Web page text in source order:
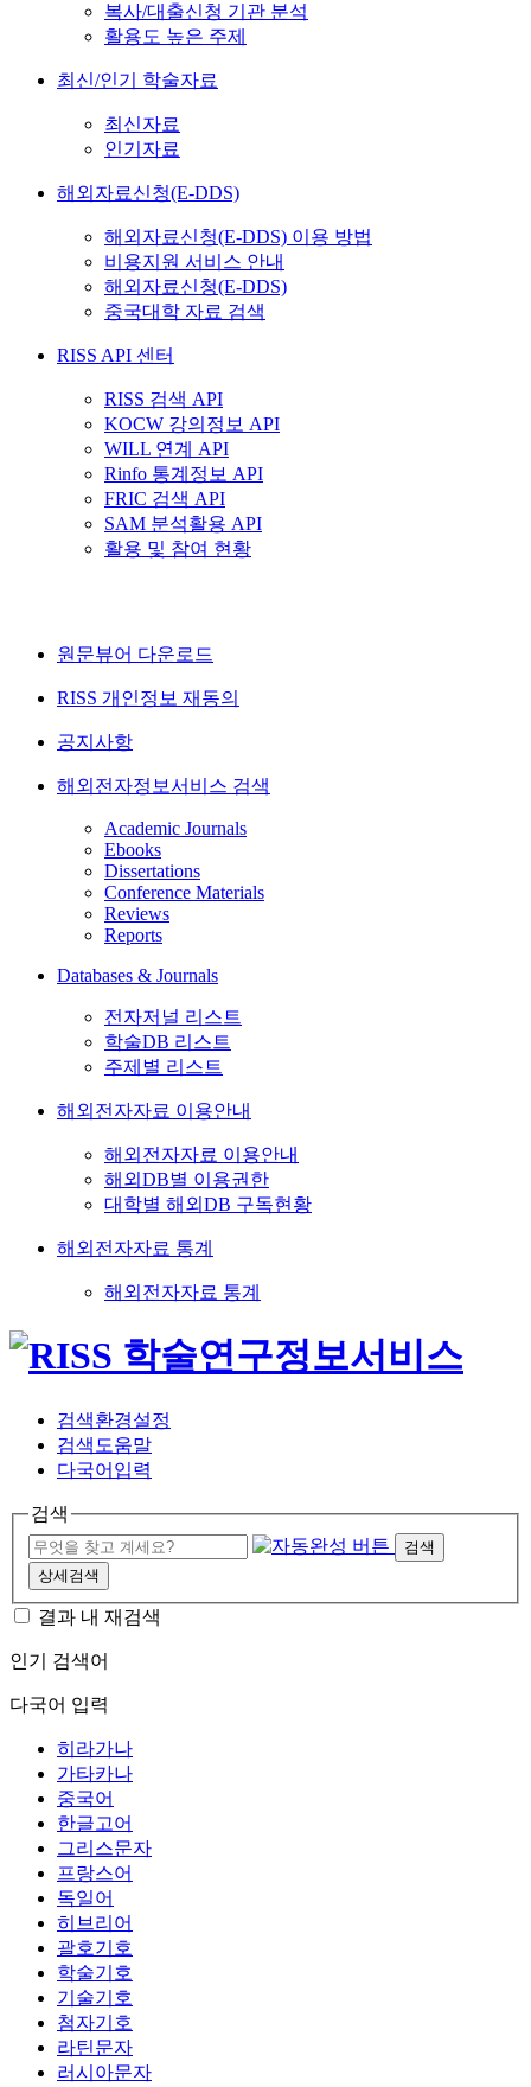
복사/대출신청 기관 분석
활용도 높은 주제
최신/인기 학술자료
최신자료
인기자료
해외자료신청(E-DDS)
해외자료신청(E-DDS) 이용 방법
비용지원 서비스 안내
해외자료신청(E-DDS)
중국대학 자료 검색
RISS API 센터
RISS 검색 API
KOCW 강의정보 API
WILL 연계 API
Rinfo 통계정보 API
FRIC 검색 API
SAM 분석활용 API
활용 및 참여 현황
원문뷰어 다운로드
RISS 개인정보 재동의
공지사항
해외전자정보서비스 검색
Academic Journals
Ebooks
Dissertations
Conference Materials
Reviews
Reports
Databases & Journals
전자저널 리스트
학술DB 리스트
주제별 리스트
해외전자자료 이용안내
해외전자자료 이용안내
해외DB별 이용권한
대학별 해외DB 구독현황
해외전자자료 통계
해외전자자료 통계
검색환경설정
검색도움말
다국어입력
검색
검색
상세검색
결과 내 재검색
인기 검색어
다국어 입력
히라가나
가타카나
중국어
한글고어
그리스문자
프랑스어
독일어
히브리어
괄호기호
학술기호
기술기호
첨자기호
라틴문자
러시아문자